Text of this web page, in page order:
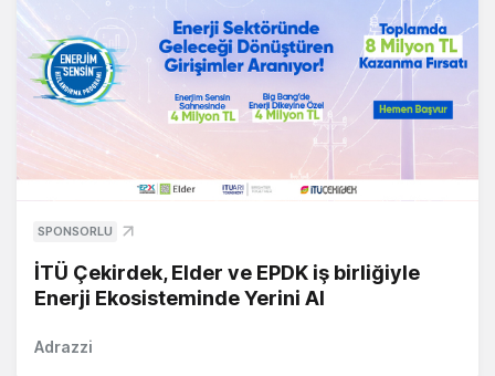
SPONSORLU
İTÜ Çekirdek, Elder ve EPDK iş birliğiyle
Enerji Ekosisteminde Yerini Al
Adrazzi